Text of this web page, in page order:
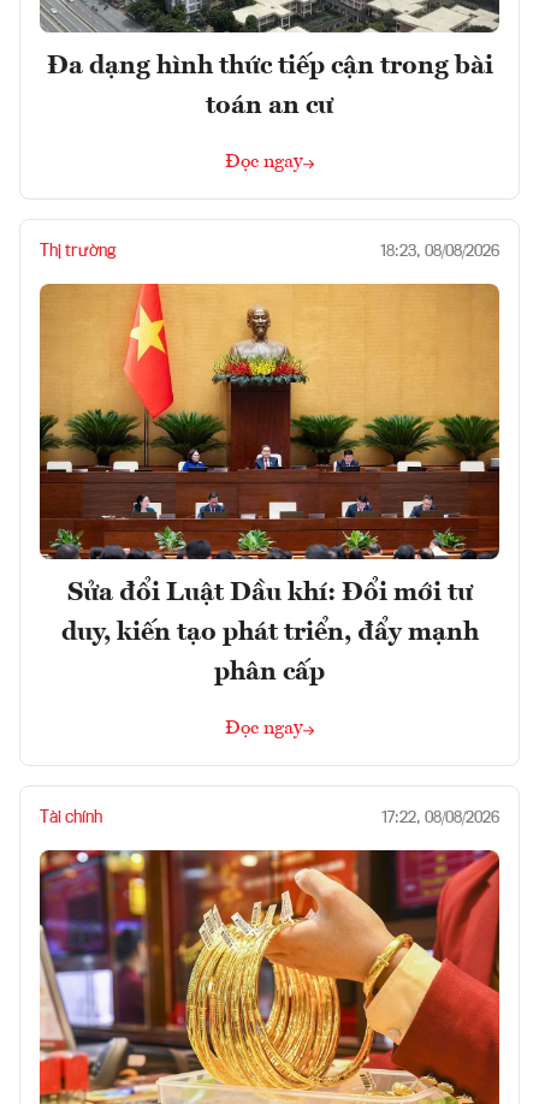
Đa dạng hình thức tiếp cận trong bài
toán an cư
Đọc ngay
Thị trường 18:23, 08/08/2026
Sửa đổi Luật Dầu khí: Đổi mới tư
duy, kiến tạo phát triển, đẩy mạnh
phân cấp
Đọc ngay
Tài chính 17:22, 08/08/2026